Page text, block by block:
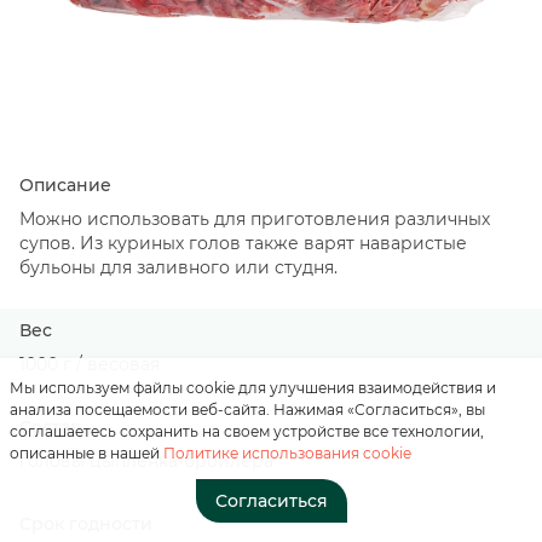
Описание
Можно использовать для приготовления различных
супов. Из куриных голов также варят наваристые
бульоны для заливного или студня.
Вес
1000 г / весовая
Состав
головы цыпленка-бройлера
Мы используем файлы cookie для улучшения взаимодействия и
анализа посещаемости веб-сайта. Нажимая «Согласиться», вы
соглашаетесь сохранить на своем устройстве все технологии,
описанные в нашей Политике использования cookie
Согласиться
Нажимая на кнопку, вы
соглашаетесь с
«положением о